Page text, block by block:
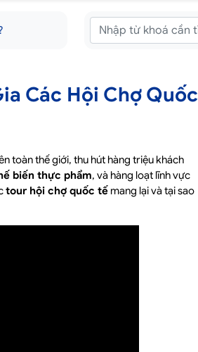
Các Hội Chợ Quốc
toàn thế giới, thu hút hàng triệu khách
biến thực phẩm, và hàng loạt lĩnh vực
tour hội chợ quốc tế mang lại và tại sao